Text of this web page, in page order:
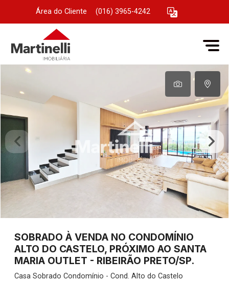
Área do Cliente (016) 3965-4242
SOBRADO À VENDA NO CONDOMÍNIO
ALTO DO CASTELO, PRÓXIMO AO SANTA
MARIA OUTLET - RIBEIRÃO PRETO/SP.
Casa Sobrado Condomínio - Cond. Alto do Castelo